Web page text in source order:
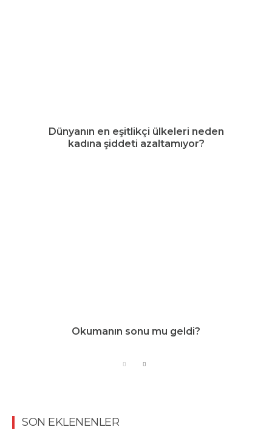
Dünyanın en eşitlikçi ülkeleri neden
kadına şiddeti azaltamıyor?
Okumanın sonu mu geldi?
SON EKLENENLER